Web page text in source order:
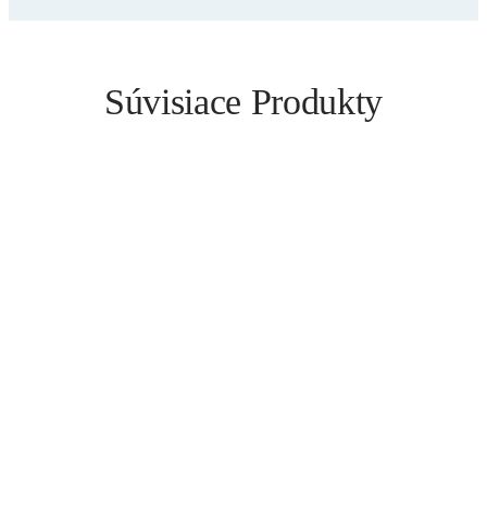
Súvisiace Produkty